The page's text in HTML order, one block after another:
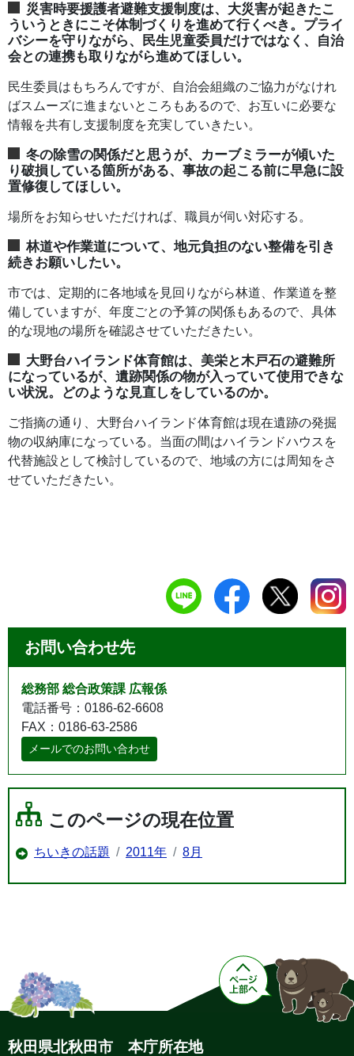
災害時要援護者避難支援制度は、大災害が起きたこ
ういうときにこそ体制づくりを進めて行くべき。プライ
バシーを守りながら、民生児童委員だけではなく、自治
会との連携も取りながら進めてほしい。
民生委員はもちろんですが、自治会組織のご協力がなけれ
ばスムーズに進まないところもあるので、お互いに必要な
情報を共有し支援制度を充実していきたい。
冬の除雪の関係だと思うが、カーブミラーが傾いた
り破損している箇所がある、事故の起こる前に早急に設
置修復してほしい。
場所をお知らせいただければ、職員が伺い対応する。
林道や作業道について、地元負担のない整備を引き
続きお願いしたい。
市では、定期的に各地域を見回りながら林道、作業道を整
備していますが、年度ごとの予算の関係もあるので、具体
的な現地の場所を確認させていただきたい。
大野台ハイランド体育館は、美栄と木戸石の避難所
になっているが、遺跡関係の物が入っていて使用できな
い状況。どのような見直しをしているのか。
ご指摘の通り、大野台ハイランド体育館は現在遺跡の発掘
物の収納庫になっている。当面の間はハイランドハウスを
代替施設として検討しているので、地域の方には周知をさ
せていただきたい。
お問い合わせ先
総務部 総合政策課 広報係
電話番号：0186-62-6608
FAX：0186-63-2586
メールでのお問い合わせ
このページの現在位置
ちいきの話題 2011年 8月
秋田県北秋田市 本庁所在地